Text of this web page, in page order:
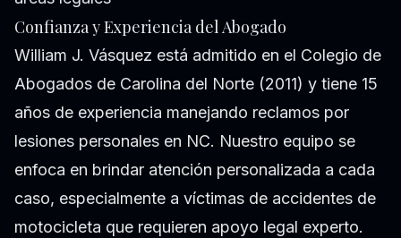
Confianza y Experiencia del Abogado
William J. Vásquez está admitido en el Colegio de
Abogados de Carolina del Norte (2011) y tiene 15
años de experiencia manejando reclamos por
lesiones personales en NC. Nuestro equipo se
enfoca en brindar atención personalizada a cada
caso, especialmente a víctimas de accidentes de
motocicleta que requieren apoyo legal experto.